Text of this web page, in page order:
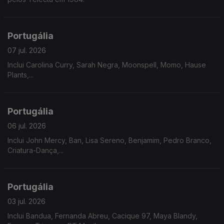
Portugália
07 jul. 2026
Inclui Carolina Curry, Sarah Negra, Moonspell, Momo, Hause
Plants,...
Portugália
06 jul. 2026
Inclui John Mercy, Ban, Lisa Sereno, Benjamim, Pedro Branco,
Criatura-Dança,...
Portugália
03 jul. 2026
Inclui Bandua, Fernanda Abreu, Cacique 97, Maya Blandy,